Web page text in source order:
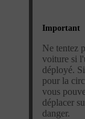
Important
Ne tentez
voiture si
déployé.
pour la
vous
déplacer
danger.